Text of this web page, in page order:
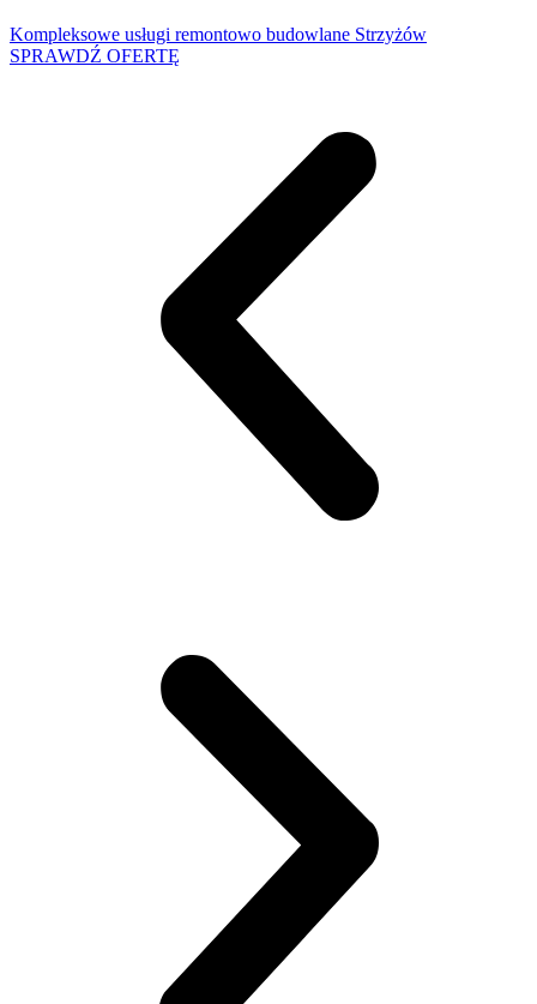
Kompleksowe usługi remontowo budowlane Strzyżów
SPRAWDŹ OFERTĘ